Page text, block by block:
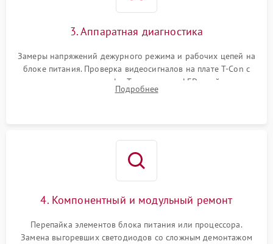
3. Аппаратная диагностика
Замеры напряжений дежурного режима и рабочих цепей на
блоке питания. Проверка видеосигналов на плате T-Con с
помощью осциллографа. Тестирование LED-драйвера и
светодиодных планок подсветки мультиметром.
Подробнее
4. Компонентный и модульный ремонт
Перепайка элементов блока питания или процессора.
Замена выгоревших светодиодов со сложным демонтажом